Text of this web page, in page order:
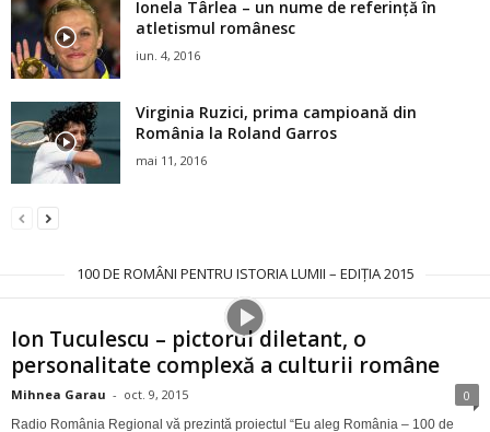
Ionela Târlea – un nume de referință în
atletismul românesc
iun. 4, 2016
Virginia Ruzici, prima campioană din
România la Roland Garros
mai 11, 2016
100 DE ROMÂNI PENTRU ISTORIA LUMII – EDIȚIA 2015
Ion Tuculescu – pictorul diletant, o
personalitate complexă a culturii române
Mihnea Garau - oct. 9, 2015 0
Radio România Regional vă prezintă proiectul “Eu aleg România – 100 de